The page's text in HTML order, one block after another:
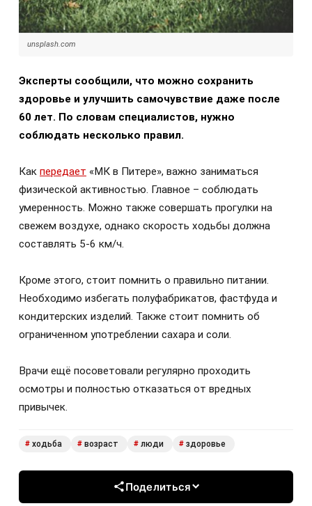
unsplash.com
Эксперты сообщили, что можно сохранить
здоровье и улучшить самочувствие даже после
60 лет. По словам специалистов, нужно
соблюдать несколько правил.
Как передает «МК в Питере», важно заниматься
физической активностью. Главное – соблюдать
умеренность. Можно также совершать прогулки на
свежем воздухе, однако скорость ходьбы должна
составлять 5-6 км/ч.
Кроме этого, стоит помнить о правильно питании.
Необходимо избегать полуфабрикатов, фастфуда и
кондитерских изделий. Также стоит помнить об
ограниченном употреблении сахара и соли.
Врачи ещё посоветовали регулярно проходить
осмотры и полностью отказаться от вредных
привычек.
# ходьба # возраст # люди # здоровье
Поделиться